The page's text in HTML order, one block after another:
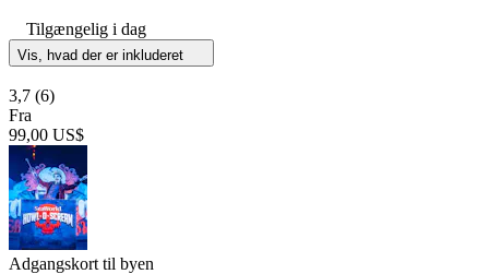
Tilgængelig i dag
Vis, hvad der er inkluderet
3,7 (6)
Fra
99,00 US$
Adgangskort til byen